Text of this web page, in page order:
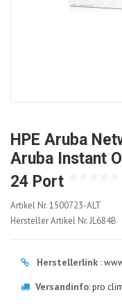
HPE Aruba
Aruba Instant
24 Port
1500723-
ALT
Artikel Nr.1500723-ALT
Hersteller Artikel Nr.JL684B
Herstellerlink :
Versandinfo:pro